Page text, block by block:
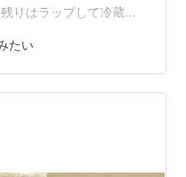
りはラップして冷蔵庫
にもぱくぱく。 「飽き
るな。」 それでも食べ
でしょうか。 切り分け
うな「梨とニンジンの
で千切り、細切りなど
たい